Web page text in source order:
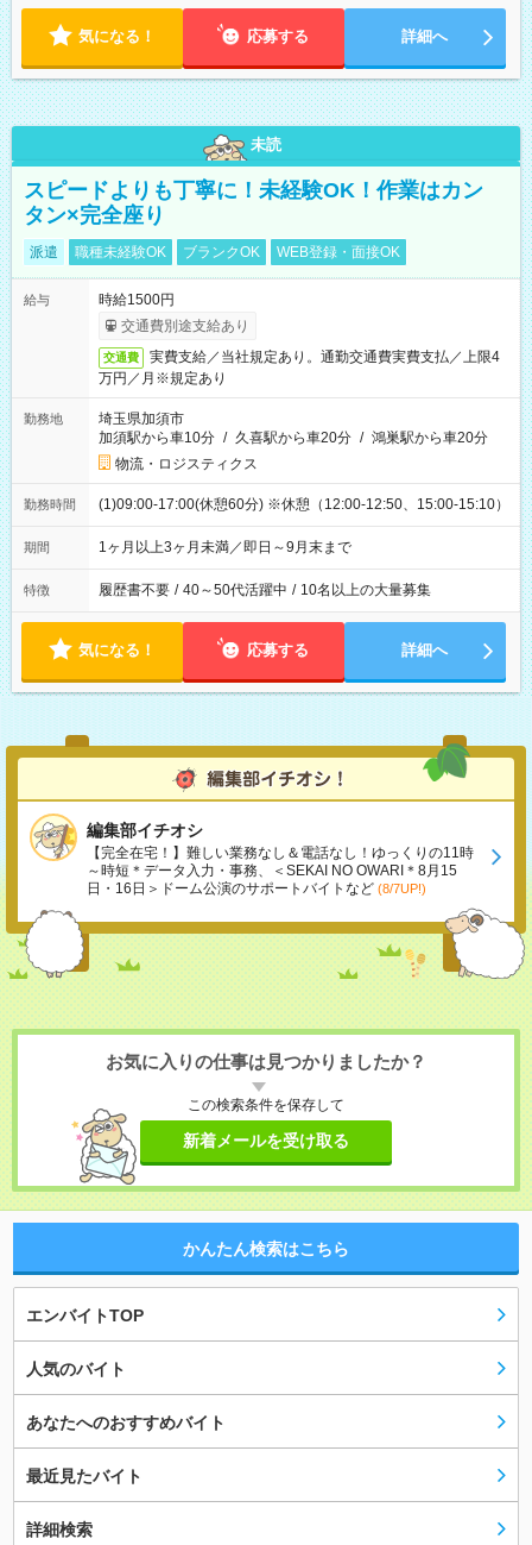
気になる！ 応募する 詳細へ
未読
スピードよりも丁寧に！未経験OK！作業はカン
タン×完全座り
派遣 職種未経験OK ブランクOK WEB登録・面接OK
給与
時給1500円
交通費別途支給あり
交通費
実費支給／当社規定あり。通勤交通費実費支払／上限4
万円／月※規定あり
勤務地
埼玉県加須市
加須駅から車10分 / 久喜駅から車20分 / 鴻巣駅から車20分
物流・ロジスティクス
勤務時間 (1)09:00-17:00(休憩60分) ※休憩（12:00-12:50、15:00-15:10）
期間 1ヶ月以上3ヶ月未満／即日～9月末まで
特徴 履歴書不要 / 40～50代活躍中 / 10名以上の大量募集
気になる！ 応募する 詳細へ
編集部イチオシ
【完全在宅！】難しい業務なし＆電話なし！ゆっくりの11時
～時短＊データ入力・事務、＜SEKAI NO OWARI＊8月15
日・16日＞ドーム公演のサポートバイトなど (8/7UP!)
お気に入りの仕事は見つかりましたか？
この検索条件を保存して
新着メールを受け取る
かんたん検索はこちら
エンバイトTOP
人気のバイト
あなたへのおすすめバイト
最近見たバイト
詳細検索